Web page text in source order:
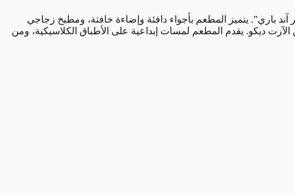
آند باري”. يتميز المطعم بأجواء دافئة وإضاءة خافتة، ومطبخ زجاجي
ديكو. يقدم المطعم لمسات إبداعية على الأطباق الكلاسيكية، ومن